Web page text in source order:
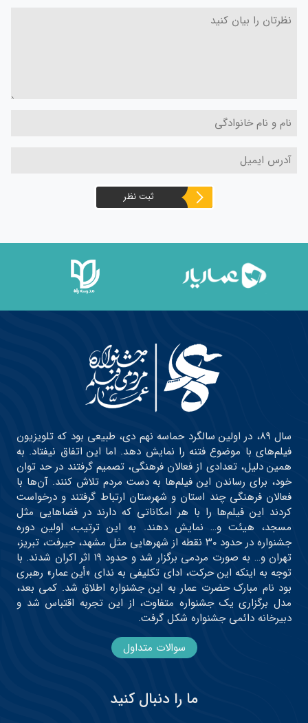
ثبت نظر
سال ۸۹، در اولین سالگرد حماسه نهم دی، طبیعی بود که تلویزیون
فیلم‌های با موضوع فتنه را نمایش دهد. اما این اتفاق نیفتاد. به
همین دلیل، تعدادی از فعالان فرهنگی، تصمیم گرفتند در حد توان
خود، برای رساندن این فیلم‌ها به دست مردم تلاش کنند. آن‌ها با
فعالان فرهنگی چند استان و شهرستان ارتباط گرفتند و درخواست
کردند این فیلم‌ها را با هر امکاناتی که دارند در فضاهایی مثل
مسجد، هیئت و… نمایش دهند. به این ترتیب، اولین دوره
جشنواره در حدود ۳۰ نقطه از شهرهایی مثل مشهد، جیرفت، تبریز،
تهران و… به صورت مردمی برگزار شد و حدود ۱۹ اثر اکران شدند. با
توجه به اینکه این حرکت، ادای تکلیفی به ندای «أین عمار» رهبری
بود نام مبارک حضرت عمار به این جشنواره اطلاق شد. کمی بعد،
مدل برگزاری یک جشنواره متفاوت، از این تجربه اقتباس شد و
دبیرخانه دائمی جشنواره شکل گرفت.
سوالات متداول
ما را دنبال کنید